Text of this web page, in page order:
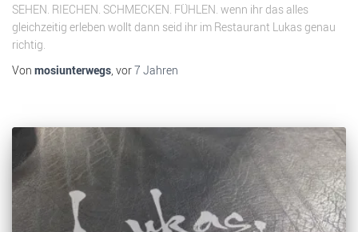
SEHEN. RIECHEN. SCHMECKEN. FÜHLEN. wenn ihr das alles
gleichzeitig erleben wollt dann seid ihr im Restaurant Lukas genau
richtig.
Von mosiunterwegs , vor7 Jahren